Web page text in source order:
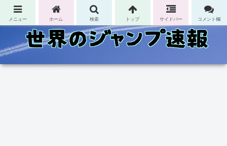
コンテンツへスキップ
メニュー ホーム 検索 トップ サイドバー コメント欄